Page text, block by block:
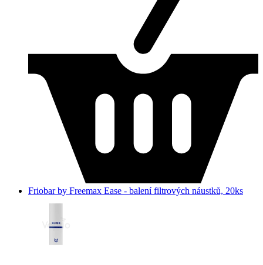
Friobar by Freemax Ease - balení filtrových náustků, 20ks